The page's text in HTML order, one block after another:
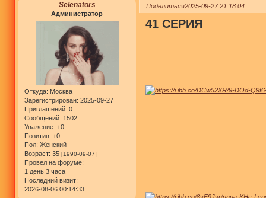
Поделиться2025-09-27 21:18:04
Selenators
Администратор
Откуда: Москва
Зарегистрирован: 2025-09-27
Приглашений: 0
Сообщений: 1502
Уважение: +0
Позитив: +0
Пол: Женский
Возраст: 35 [1990-09-07]
Провел на форуме:
1 день 3 часа
Последний визит:
2026-08-06 00:14:33
41 СЕРИЯ